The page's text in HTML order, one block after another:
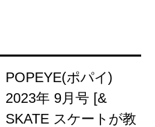
POPEYE(ポパイ)
2023年 9月号 [&
SKATE スケートが教